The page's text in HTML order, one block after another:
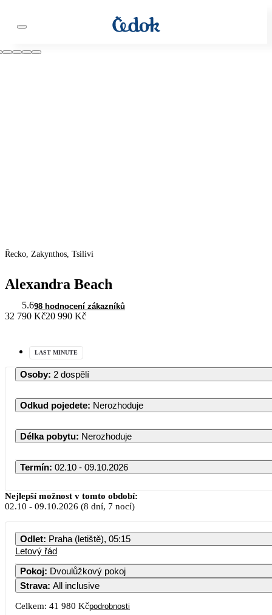
Řecko, Zakynthos, Tsilivi
Alexandra Beach
5.698 hodnocení zákazníků
32 790 Kč20 990 Kč
LAST MINUTE
Osoby: 2 dospělí
Odkud pojedete: Nerozhoduje
Délka pobytu: Nerozhoduje
Termín: 02.10 - 09.10.2026
Nejlepší možnost v tomto období:
02.10 - 09.10.2026 (8 dní, 7 nocí)
Odlet: Praha (letiště), 05:15
Letový řád
Pokoj: Dvoulůžkový pokoj
Strava: All inclusive
Celkem: 41 980 Kčpodrobnosti